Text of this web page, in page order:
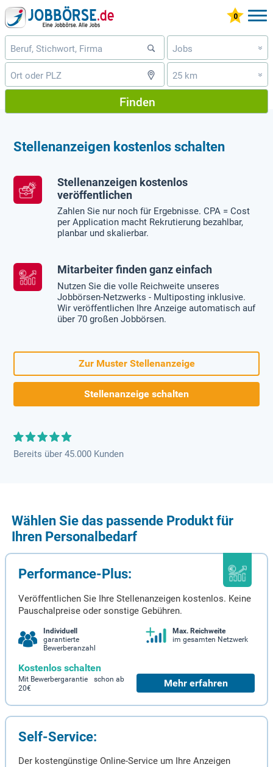
Jobs »
25 km »
Finden
Stellenanzeigen kostenlos schalten
Stellenanzeigen kostenlos
veröffentlichen
Zahlen Sie nur noch für Ergebnisse. CPA = Cost
per Application macht Rekrutierung bezahlbar,
planbar und skalierbar.
Mitarbeiter finden ganz einfach
Nutzen Sie die volle Reichweite unseres
Jobbörsen-Netzwerks - Multiposting inklusive.
Wir veröffentlichen Ihre Anzeige automatisch auf
über 70 großen Jobbörsen.
Zur Muster Stellenanzeige
Stellenanzeige schalten
Bereits über 45.000 Kunden
Wählen Sie das passende Produkt für
Ihren Personalbedarf
Performance-Plus:
Veröffentlichen Sie Ihre Stellenanzeigen kostenlos. Keine
Pauschalpreise oder sonstige Gebühren.
Individuell
garantierte
Bewerberanzahl
Max. Reichweite
im gesamten Netzwerk
Kostenlos schalten
Mit Bewerbergarantie schon ab
20€
Mehr erfahren
Self-Service:
Der kostengünstige Online-Service um Ihre Anzeigen